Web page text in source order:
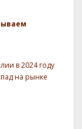
в 2024 году
на рынке